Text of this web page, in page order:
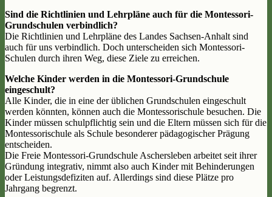
Sind die Richtlinien und Lehrpläne auch für die Montessori-
Grundschulen verbindlich?
Die Richtlinien und Lehrpläne des Landes Sachsen-Anhalt sind
auch für uns verbindlich. Doch unterscheiden sich Montessori-
Schulen durch ihren Weg, diese Ziele zu erreichen.
Welche Kinder werden in die Montessori-Grundschule
eingeschult?
Alle Kinder, die in eine der üblichen Grundschulen eingeschult
werden könnten, können auch die Montessorischule besuchen. Die
Kinder müssen schulpflichtig sein und die Eltern müssen sich für die
Montessorischule als Schule besonderer pädagogischer Prägung
entscheiden.
Die Freie Montessori-Grundschule Aschersleben arbeitet seit ihrer
Gründung integrativ, nimmt also auch Kinder mit Behinderungen
oder Leistungsdefiziten auf. Allerdings sind diese Plätze pro
Jahrgang begrenzt.